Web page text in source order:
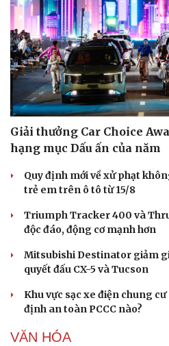
Văn hóa
Văn học
Âm nhạc
Giải thưởng Car Choice
hạng mục Dấu ấn của năm
Quy định mới về xử phạt
trẻ em trên ô tô từ 15/8
Triumph Tracker 400 và
độc đáo, động cơ mạnh hơn
Mitsubishi Destinator giảm
quyết đấu CX-5 và Tucson
Khu vực sạc xe điện chung
định an toàn PCCC nào?
VĂN HÓA